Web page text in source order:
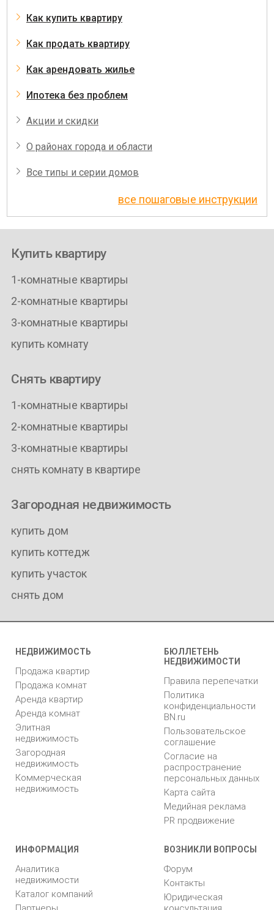
Как купить квартиру
Как продать квартиру
Как арендовать жилье
Ипотека без проблем
Акции и скидки
О районах города и области
Все типы и серии домов
все пошаговые инструкции
Купить квартиру
1-комнатные квартиры
2-комнатные квартиры
3-комнатные квартиры
купить комнату
Снять квартиру
1-комнатные квартиры
2-комнатные квартиры
3-комнатные квартиры
снять комнату в квартире
Загородная недвижимость
купить дом
купить коттедж
купить участок
снять дом
НЕДВИЖИМОСТЬ
Продажа квартир
Продажа комнат
Аренда квартир
Аренда комнат
Элитная
недвижимость
Загородная
недвижимость
Коммерческая
недвижимость
БЮЛЛЕТЕНЬ
НЕДВИЖИМОСТИ
Правила перепечатки
Политика
конфиденциальности
BN.ru
Пользовательское
соглашение
Согласие на
распространение
персональных данных
Карта сайта
Медийная реклама
PR продвижение
ИНФОРМАЦИЯ
Аналитика
недвижимости
Каталог компаний
ВОЗНИКЛИ ВОПРОСЫ
Форум
Контакты
Юридическая